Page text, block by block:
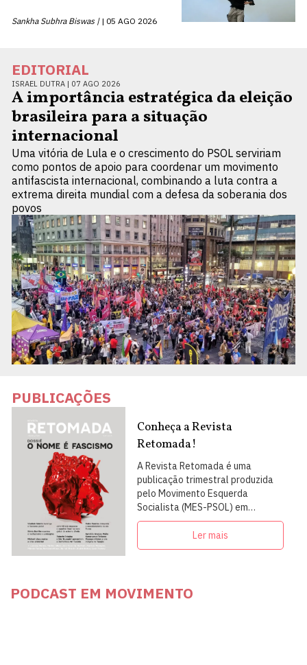
Sankha Subhra Biswas | 05 AGO 2026
EDITORIAL
ISRAEL DUTRA | 07 AGO 2026
A importância estratégica da eleição
brasileira para a situação
internacional
Uma vitória de Lula e o crescimento do PSOL serviriam
como pontos de apoio para coordenar um movimento
antifascista internacional, combinando a luta contra a
extrema direita mundial com a defesa da soberania dos
povos
PUBLICAÇÕES
Conheça a Revista
Retomada!
A Revista Retomada é uma
publicação trimestral produzida
pelo Movimento Esquerda
Socialista (MES-PSOL) em
articulação com intelectuais,
militantes e artistas
Ler mais
PODCAST EM MOVIMENTO